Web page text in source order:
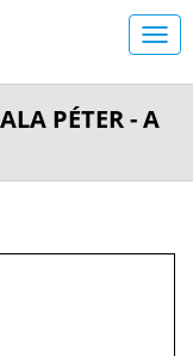
PÉTER - A